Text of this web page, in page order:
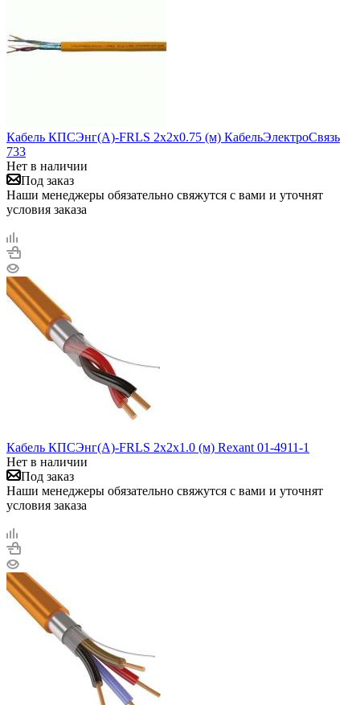
Кабель КПСЭнг(А)-FRLS 2х2х0.75 (м) КабельЭлектроСвязь
733
Нет в наличии
Под заказ
Наши менеджеры обязательно свяжутся с вами и уточнят
условия заказа
Кабель КПСЭнг(А)-FRLS 2х2х1.0 (м) Rexant 01-4911-1
Нет в наличии
Под заказ
Наши менеджеры обязательно свяжутся с вами и уточнят
условия заказа